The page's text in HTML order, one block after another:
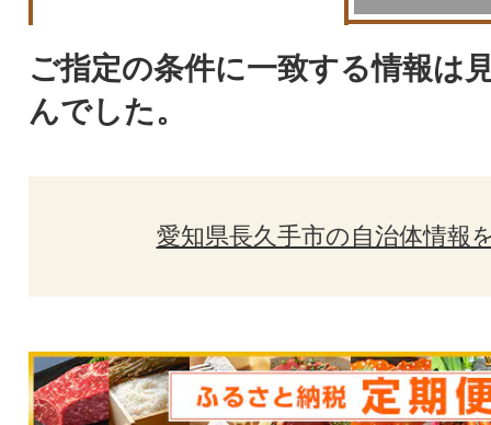
ご指定の条件に一致する情報は
んでした。
愛知県長久手市の自治体情報